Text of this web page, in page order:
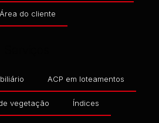
Área do cliente
ACP em loteamentos
vegetação Índices